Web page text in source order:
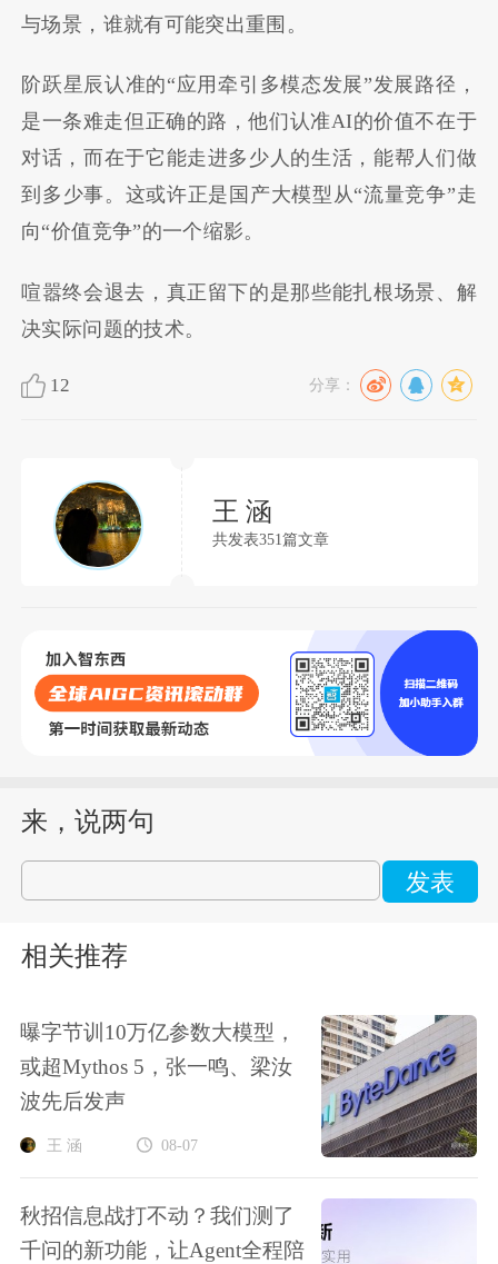
与场景，谁就有可能突出重围。
阶跃星辰认准的“应用牵引多模态发展”发展路径，
是一条难走但正确的路，他们认准AI的价值不在于
对话，而在于它能走进多少人的生活，能帮人们做
到多少事。这或许正是国产大模型从“流量竞争”走
向“价值竞争”的一个缩影。
喧嚣终会退去，真正留下的是那些能扎根场景、解
决实际问题的技术。
12 分享：
王 涵
共发表351篇文章
来，说两句
发表
相关推荐
曝字节训10万亿参数大模型，
或超Mythos 5，张一鸣、梁汝
波先后发声
王 涵 08-07
秋招信息战打不动？我们测了
千问的新功能，让Agent全程陪